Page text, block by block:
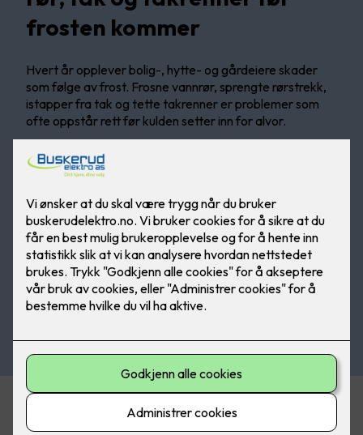
frosten kommer
Hvert år opplever bolig-, hytte- og gårdeiere skader
som følge av frost. Frosne vannrør, sprengte rørstrekk,
istapper fra tak og tette takrenner er problemer som
ofte oppstår rett før kulden setter inn for alvor.